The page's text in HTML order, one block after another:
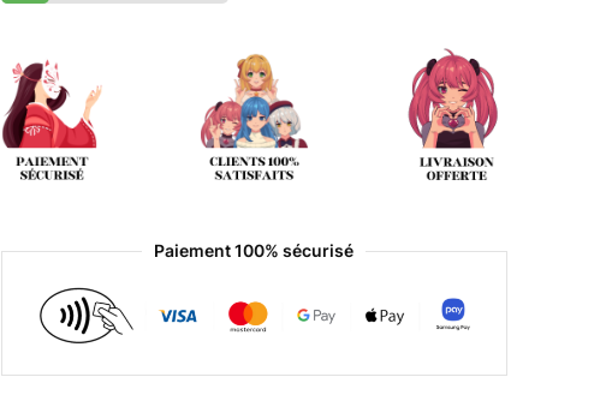
Paiement 100% sécurisé